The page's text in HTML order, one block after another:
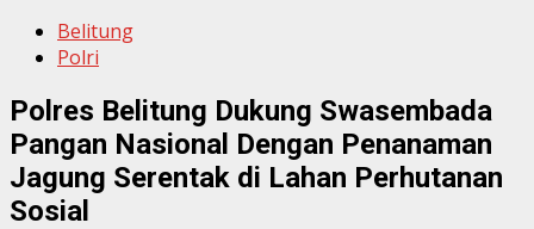
Belitung
Polri
Polres Belitung Dukung Swasembada
Pangan Nasional Dengan Penanaman
Jagung Serentak di Lahan Perhutanan
Sosial